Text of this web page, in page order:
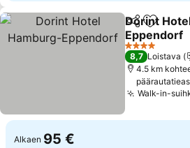
Jaa Lisää
Dorint
Eppendorf
Katso hinnat
4 Tähtiluokitus
8,7 Loistava
4.5 km
Walk-in-
Alkaen 95 €